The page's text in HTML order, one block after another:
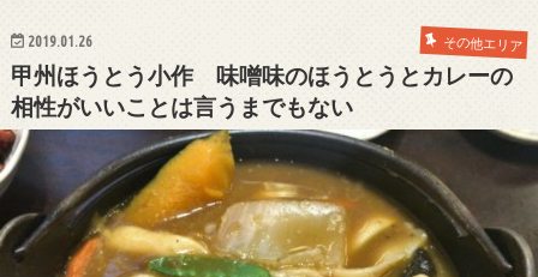
2019.01.26 その他エリア
甲州ほうとう小作 味噌味のほうとうとカレーの
相性がいいことは言うまでもない